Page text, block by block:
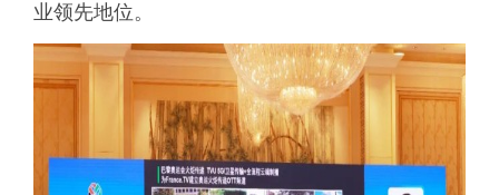
业领先地位。